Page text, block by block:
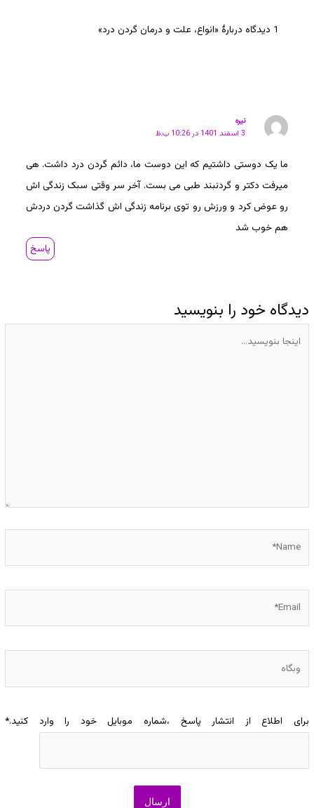
1 دیدگاه دربارهٔ «انواع، علت و درمان گردن درد»
نیره
3 اسفند 1401 در 10:26 ب.ظ
ما یک دوستی داشتیم که این دوست ما، دائم گردن درد داشت. هی
میرفت دکتر و گردنبند طبی می بست. آخر سر وقتی سبک زندگی اش
رو عوض کرد و ورزش رو توی برنامه زندگی اش گذاشت گردن دردش
هم خوب شد
پاسخ
دیدگاه‌ خود را بنویسید
وبگاه
برای اطلاع از انتشار پاسخ ،شماره موبایل خود را وارد کنید.*